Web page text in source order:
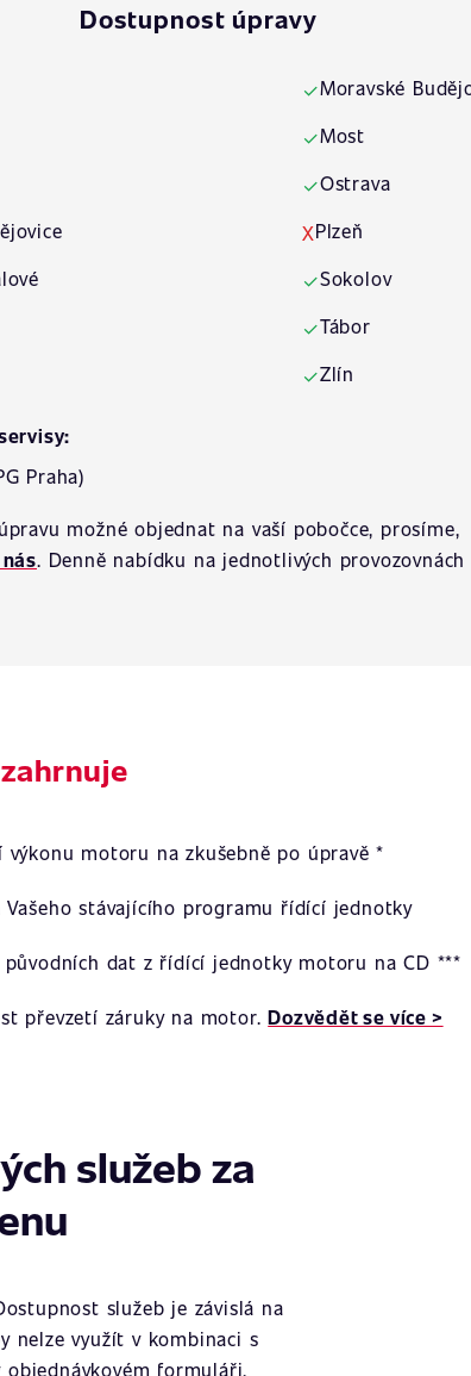
Dostupnost úpravy
✓Moravské
✓Most
✓Ostrava
XPlzeň
✓Sokolov
✓Tábor
✓Zlín
Praha)
možné objednat na vaší pobočce, prosíme,
. Denně nabídku na jednotlivých provozovnách
výkonu motoru na zkušebně po úpravě *
Vašeho stávajícího programu řídící jednotky
původních dat z řídící jednotky motoru na CD ***
převzetí záruky na motor.Dozvědět se více >
služeb za
služeb je závislá na
nelze využít v kombinaci s
formuláři.